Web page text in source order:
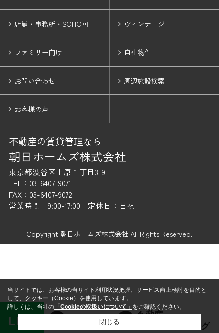
店舗・事務所・SOHO可 ヴィンテージ
ファミリー向け 自社物件
お問い合わせ 周辺施設検索
お客様の声
不動産の賃貸管理なら
朝日ホームズ株式会社
東京都渋谷区上原１丁目3-9
TEL：03-6407-9071
FAX：03-6407-9072
営業時間：9:00-17:00 定休日：日祝
Copyright 朝日ホームズ株式会社 All Rights Reserved.
LINE 賃貸経営
不動産
コンサルティング
当サイトでは、お客様の当サイト利用状況把握、サービス向上検討を目的と
して、クッキー（Cookie）を使用しています。
詳しくは、当社の 「Cookieの取扱いについて」 をご確認ください。
閉じる